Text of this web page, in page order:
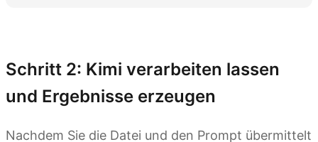
Schritt 2: Kimi verarbeiten lassen
und Ergebnisse erzeugen
Nachdem Sie die Datei und den Prompt übermittelt